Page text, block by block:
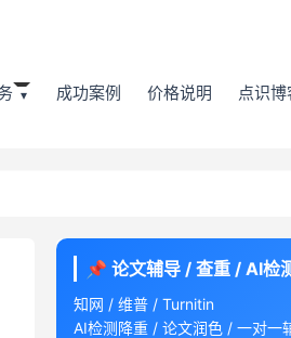
成功案例 价格说明 点识博
📌 论文辅导 / 查重 / AI检
知网 / 维普 / Turnitin
AI检测降重 / 论文润色 / 一对一